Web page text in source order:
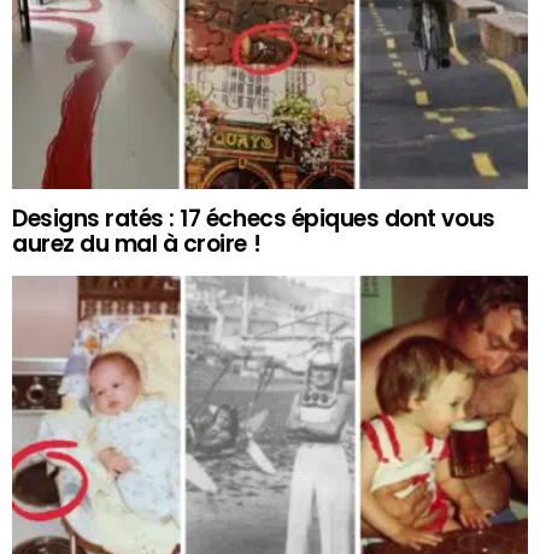
Designs ratés : 17 échecs épiques dont vous
aurez du mal à croire !